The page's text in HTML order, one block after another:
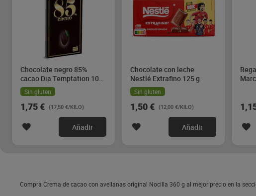
Chocolate negro 85%
cacao Dia Temptation 100
gSin gluten
1,75 € (17,50 €/KILO)
Añadir
Chocolate con leche
Nestlé Extrafino 125 g
Sin gluten
1,50 € (12,00 €/KILO)
Añadir
Compra Crema de cacao con avellanas original Nocilla 360 g al mejor precio en la